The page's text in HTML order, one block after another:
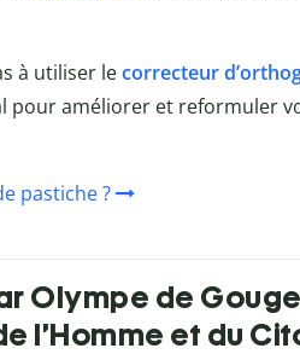
à utiliser lecorrecteur
pour améliorer et reformuler
pastiche ?
Olympe de
l’Homme et du